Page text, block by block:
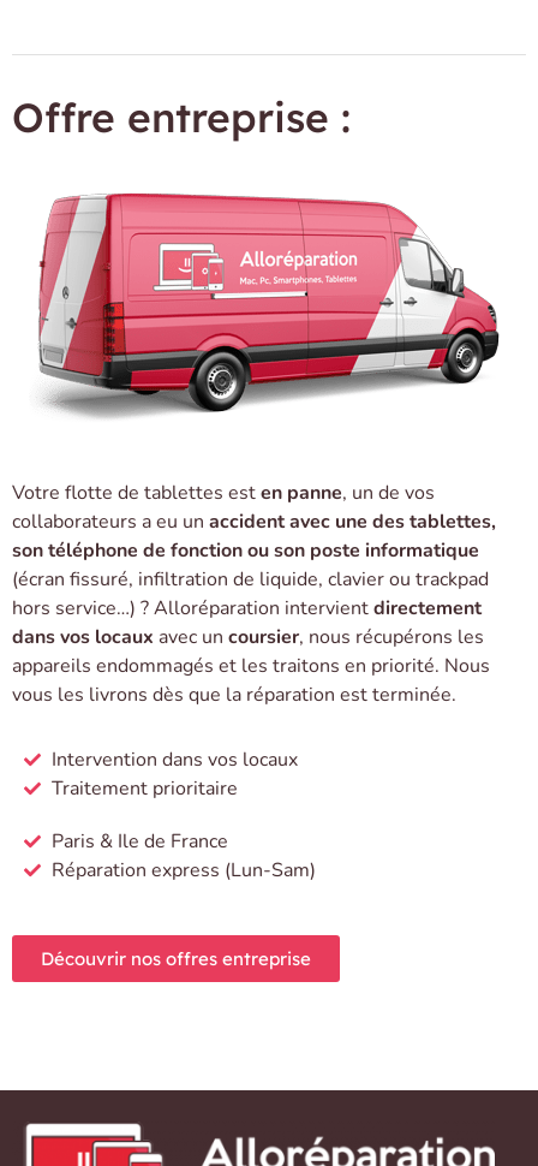
Offre entreprise :
Votre flotte de tablettes esten panne, un de vos
collaborateurs a eu un accident avec une des tablettes,
son téléphone de fonction ou son poste informatique
(écran fissuré, infiltration de liquide, clavier ou trackpad
hors service…) ? Alloréparation intervientdirectement
dans vos locaux avec un coursier, nous récupérons les
appareils endommagés et les traitons en priorité. Nous
vous les livrons dès que la réparation est terminée.
Intervention dans vos locaux
Traitement prioritaire
Paris & Ile de France
Réparation express (Lun-Sam)
Découvrir nos offres entreprise